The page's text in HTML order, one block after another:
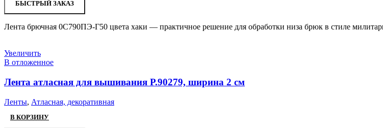
БЫСТРЫЙ ЗАКАЗ
Лента брючная 0С790ПЭ-Г50 цвета хаки — практичное решение для обработки низа брюк в стиле
Увеличить
В отложенное
Лента атласная для вышивания Р.90279, ширина 2 см
Ленты, Атласная, декоративная
В КОРЗИНУ